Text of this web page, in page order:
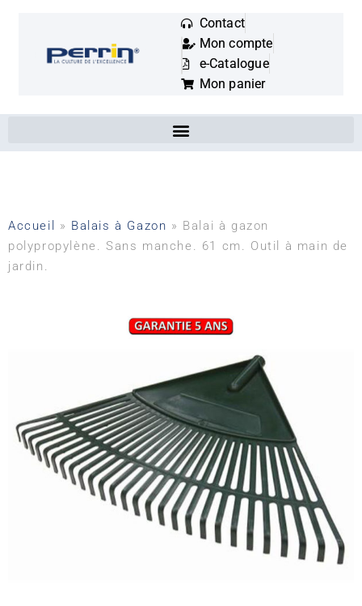
Mots
clés
:
Contact
Mon compte
e-Catalogue
Mon panier
Accueil » Balais à Gazon » Balai à gazon
polypropylène. Sans manche. 61 cm. Outil à main de
jardin.